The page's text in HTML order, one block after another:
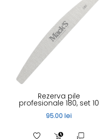
Rezerva pile
profesionale 180, set 10
95.00 lei